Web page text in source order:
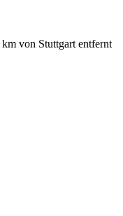
km von Stuttgart entfernt